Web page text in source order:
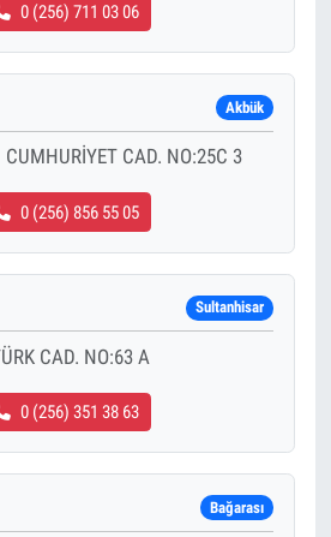
0 (256) 711 03 06
Akbük
CAD. NO:25C 3
0 (256) 856 55 05
Sultanhisar
CAD. NO:63 A
0 (256) 351 38 63
Bağarası